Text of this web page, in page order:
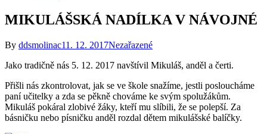
MIKULÁŠSKÁ NADÍLKA V NÁVOJNÉ
By ddsmolinac11. 12. 2017Nezařazené
Jako tradičně nás 5. 12. 2017 navštívil Mikuláš, anděl a čerti.
Přišli nás zkontrolovat, jak se ve škole snažíme, jestli posloucháme
paní učitelky a zda se pěkně chováme ke svým spolužákům.
Mikuláš pokáral zlobivé žáky, kteří mu slíbili, že se polepší. Za
básničku nebo písničku anděl rozdal dětem mikulášské balíčky.